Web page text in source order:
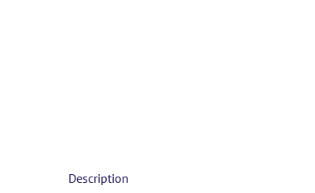
Description